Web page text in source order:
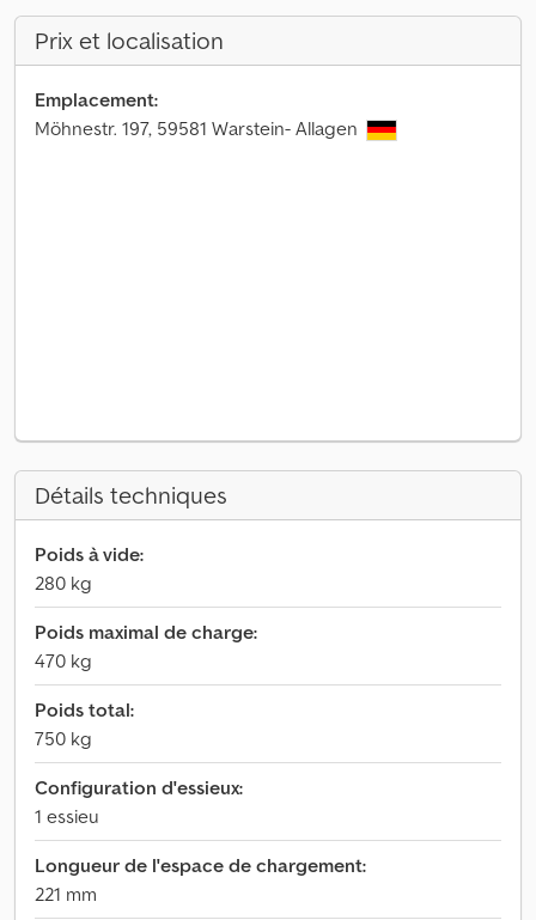
Prix et localisation
Emplacement:
Möhnestr. 197, 59581 Warstein- Allagen
Détails techniques
Poids à vide:
280 kg
Poids maximal de charge:
470 kg
Poids total:
750 kg
Configuration d'essieux:
1 essieu
Longueur de l'espace de chargement:
221 mm